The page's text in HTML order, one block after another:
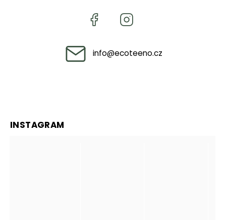
info@ecoteeno.cz
INSTAGRAM